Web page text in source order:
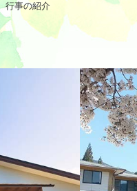
行事の紹介